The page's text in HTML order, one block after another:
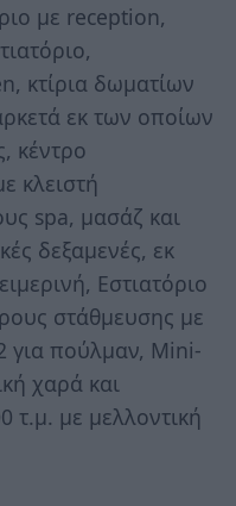
με reception,
κτίρια δωματίων
εκ των οποίων
κέντρο
κλειστή
spa, μασάζ και
δεξαμενές, εκ
Εστιατόριο
στάθμευσης με
για πούλμαν, Mini-
χαρά και
τ.μ. με μελλοντική